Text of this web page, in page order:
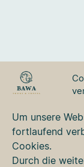
Um unsere
fortlaufend
Cookies.
Durch die